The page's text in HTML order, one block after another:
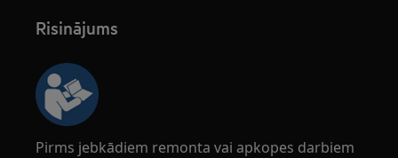
Risinājums
Pirms jebkādiem remonta vai apkopes darbiem